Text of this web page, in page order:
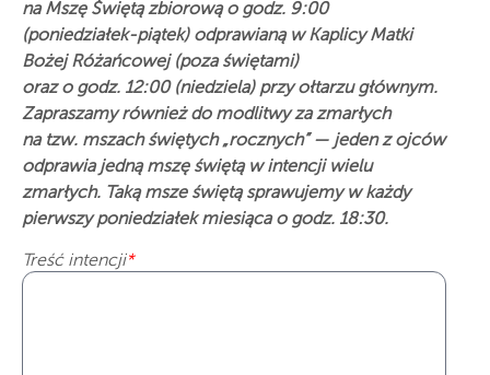
na Mszę Świętą zbiorową o godz. 9:00
(poniedziałek-piątek) odprawianą w Kaplicy Matki
Bożej Różańcowej (poza świętami)
oraz o godz. 12:00 (niedziela) przy ołtarzu głównym.
Zapraszamy również do modlitwy za zmarłych
na tzw. mszach świętych „rocznych” — jeden z ojców
odprawia jedną mszę świętą w intencji wielu
zmarłych. Taką msze świętą sprawujemy w każdy
pierwszy poniedziałek miesiąca o godz. 18:30.
Treść intencji*